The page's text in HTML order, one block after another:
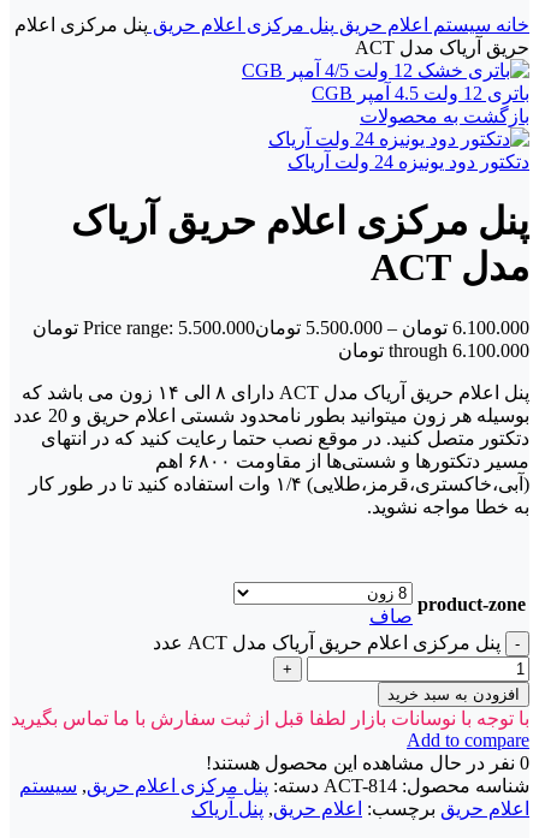
خانه سیستم اعلام حریق پنل مرکزی اعلام حریق پنل مرکزی اعلام
حریق آریاک مدل ACT
باتری 12 ولت 4.5 آمپر CGB
بازگشت به محصولات
دتکتور دود یونیزه 24 ولت آریاک
پنل مرکزی اعلام حریق آریاک
مدل ACT
6.100.000 تومان –
5.500.000 تومان
Price range: 5.500.000 تومان
through 6.100.000 تومان
پنل اعلام حریق آریاک مدل ACT دارای ۸ الی ۱۴ زون می باشد که
بوسیله هر زون میتوانید بطور نامحدود شستی اعلام حریق و 20 عدد
دتکتور متصل کنید. در موقع نصب حتما رعایت کنید که در انتهای
مسیر دتکتورها و شستی‌ها از مقاومت ۶۸۰۰ اهم
(آبی،خاکستری،قرمز،طلایی) ۱/۴ وات استفاده کنید تا در طور کار
به خطا مواجه نشوید.
product-zone
صاف
پنل مرکزی اعلام حریق آریاک مدل ACT عدد
افزودن به سبد خرید
با توجه با نوسانات بازار لطفا قبل از ثبت سفارش با ما تماس بگیرید
Add to compare
0 نفر در حال مشاهده این محصول هستند!
شناسه محصول: ACT-814 دسته: پنل مرکزی اعلام حریق, سیستم
اعلام حریق برچسب: اعلام حریق, پنل آریاک